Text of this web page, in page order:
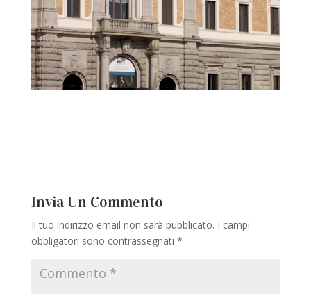
Invia Un Commento
Il tuo indirizzo email non sarà pubblicato. I campi
obbligatori sono contrassegnati *